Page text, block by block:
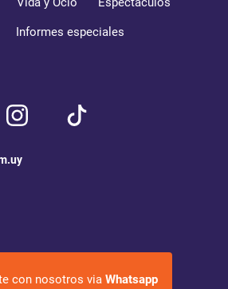
Informes especiales
con nosotros via Whatsapp